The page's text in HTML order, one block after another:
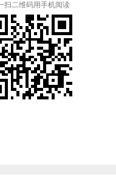
扫二维码用手机阅读